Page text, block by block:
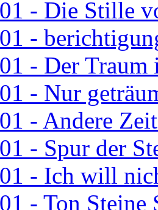
- Die Stille
-
- Der Traum
- Nur
- Andere
- Spur der
- Ich will
- Ton Steine